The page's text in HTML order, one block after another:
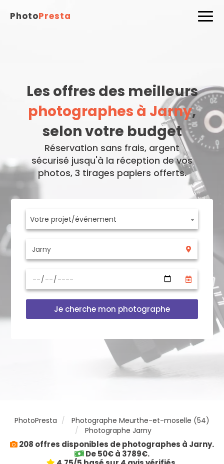
PhotoPresta
Les offres des meilleurs
photographes à Jarny,
selon votre budget
Réservation sans frais, argent
sécurisé jusqu'à la réception de vos
photos, 3 tirages papiers offerts.
Votre projet/événement
Je cherche mon photographe
PhotoPresta
Photographe Meurthe-et-moselle (54)
Photographe Jarny
208 offres disponibles de photographes à Jarny.
De 50€ à 3789€.